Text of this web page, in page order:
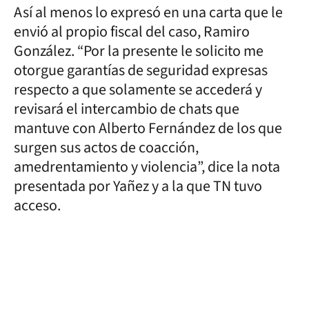
Así al menos lo expresó en una carta que le
envió al propio fiscal del caso, Ramiro
González. “Por la presente le solicito me
otorgue garantías de seguridad expresas
respecto a que solamente se accederá y
revisará el intercambio de chats que
mantuve con Alberto Fernández de los que
surgen sus actos de coacción,
amedrentamiento y violencia”, dice la nota
presentada por Yañez y a la que TN tuvo
acceso.